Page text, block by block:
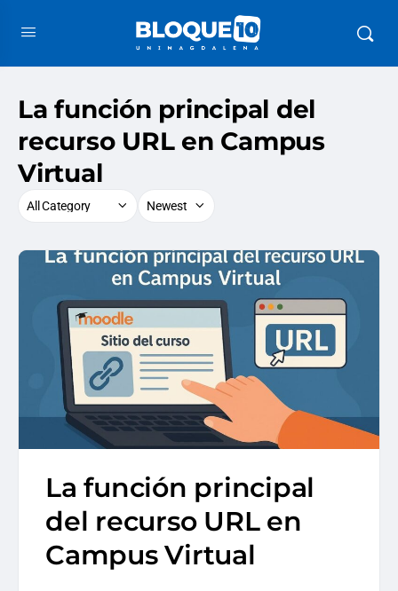
La función principal del
recurso URL en Campus
Virtual
La función principal
del recurso URL en
Campus Virtual